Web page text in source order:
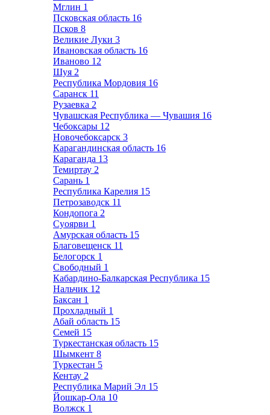
Мглин 1
Псковская область 16
Псков 8
Великие Луки 3
Ивановская область 16
Иваново 12
Шуя 2
Республика Мордовия 16
Саранск 11
Рузаевка 2
Чувашская Республика — Чувашия 16
Чебоксары 12
Новочебоксарск 3
Карагандинская область 16
Караганда 13
Темиртау 2
Сарань 1
Республика Карелия 15
Петрозаводск 11
Кондопога 2
Суоярви 1
Амурская область 15
Благовещенск 11
Белогорск 1
Свободный 1
Кабардино-Балкарская Республика 15
Нальчик 12
Баксан 1
Прохладный 1
Абай область 15
Семей 15
Туркестанская область 15
Шымкент 8
Туркестан 5
Кентау 2
Республика Марий Эл 15
Йошкар-Ола 10
Волжск 1